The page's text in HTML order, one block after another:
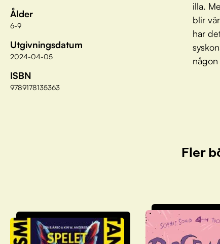
Ålder
6-9
Utgivningsdatum
2024-04-05
ISBN
9789178135363
illa.
blir
har
Fler